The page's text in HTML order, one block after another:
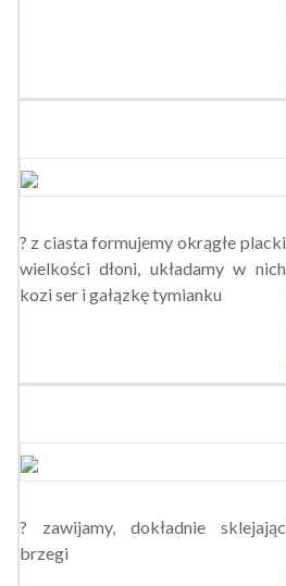
? z ciasta formujemy okrągłe placki
wielkości dłoni, układamy w nich
kozi ser i gałązkę tymianku
? zawijamy, dokładnie sklejając
brzegi